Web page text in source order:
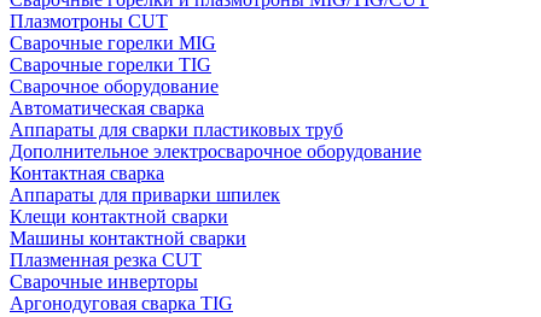
Плазмотроны CUT
Сварочные горелки MIG
Сварочные горелки TIG
Сварочное оборудование
Автоматическая сварка
Аппараты для сварки пластиковых труб
Дополнительное электросварочное оборудование
Контактная сварка
Аппараты для приварки шпилек
Клещи контактной сварки
Машины контактной сварки
Плазменная резка CUT
Сварочные инверторы
Аргонодуговая сварка TIG